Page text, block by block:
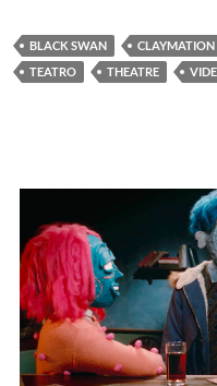
BLACK SWAN CLAYMATION
TEATRO
THEATRE